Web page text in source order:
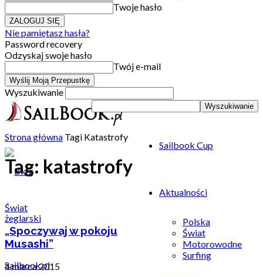
Twoje hasło
Nie pamiętasz hasła?
Password recovery
Odzyskaj swoje hasło
Twój e-mail
Wyszukiwanie
Sailbook Cup
Aktualności
Polska
Świat
Motorowodne
Surfing
Strona główna Tagi Katastrofy
Tag: katastrofy
Świat
„Spoczywaj w pokoju
Musashi”
4 marca 2015